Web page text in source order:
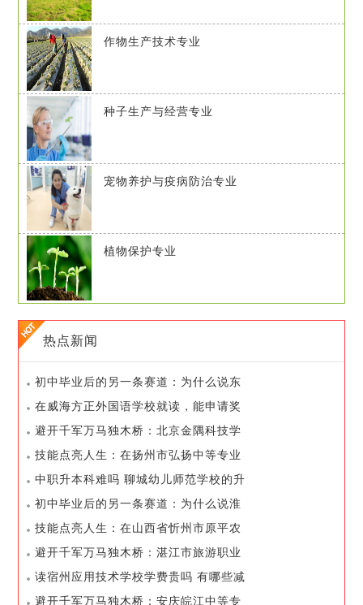
作物生产技术专业
种子生产与经营专业
宠物养护与疫病防治专业
植物保护专业
热点新闻
初中毕业后的另一条赛道：为什么说东
阳市供销学校值得考虑
在威海方正外国语学校就读，能申请奖
学金吗
避开千军万马独木桥：北京金隅科技学
校如何帮你弯道超车
技能点亮人生：在扬州市弘扬中等专业
学校如何开启你的职业之路
中职升本科难吗 聊城幼儿师范学校的升
学率如何
初中毕业后的另一条赛道：为什么说淮
南市体育中等专业学校值得考虑
技能点亮人生：在山西省忻州市原平农
业学校如何开启你的职业之路
避开千军万马独木桥：湛江市旅游职业
技术学校如何帮你弯道超车
读宿州应用技术学校学费贵吗 有哪些减
免和资助政策
避开千军万马独木桥：安庆皖江中等专